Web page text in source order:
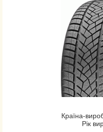
Країна-
Рік